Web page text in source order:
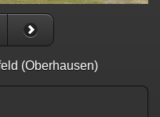
(Oberhausen)